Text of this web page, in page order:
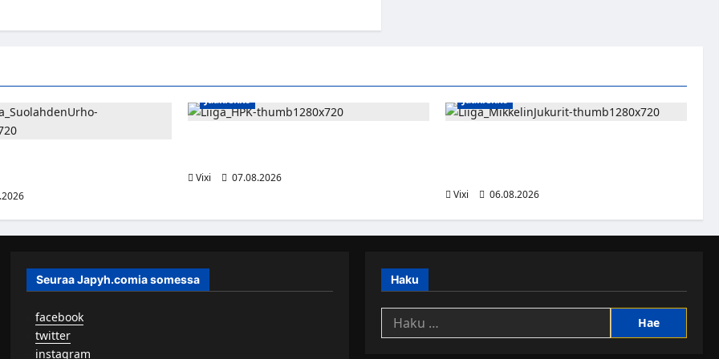
Jääkiekko
Vixi
07.08.2026
Jääkiekko
Vixi
06.08.2026
Seuraa Japyh.comia somessa
▹facebook
▹twitter
instagram
Haku
Haku: